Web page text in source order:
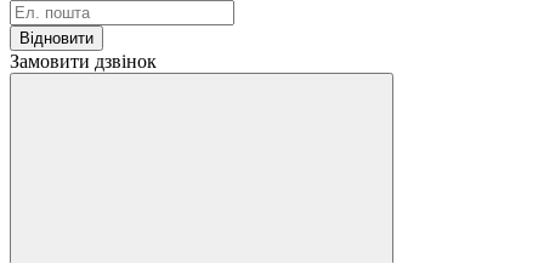
Відновити
Замовити дзвінок